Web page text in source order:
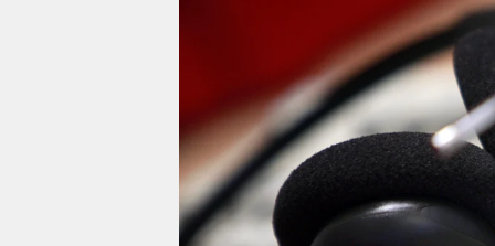
veranstaltungen
shop
fragen & hilfe
unterstützen
abo